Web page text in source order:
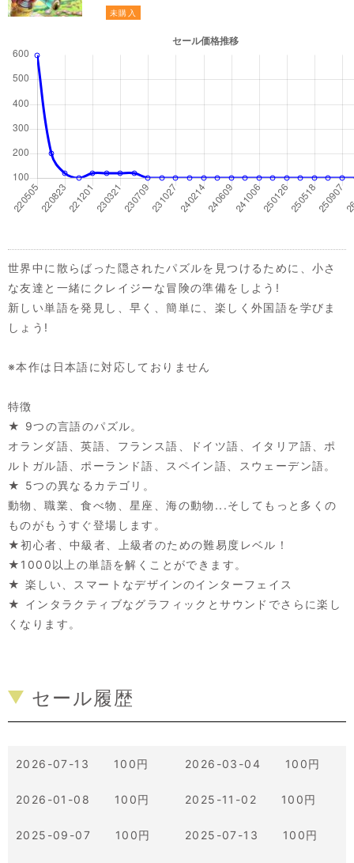
未購入
世界中に散らばった隠されたパズルを見つけるために、小さ
な友達と一緒にクレイジーな冒険の準備をしよう!
新しい単語を発見し、早く、簡単に、楽しく外国語を学びま
しょう!
※本作は日本語に対応しておりません
特徴
★ 9つの言語のパズル。
オランダ語、英語、フランス語、ドイツ語、イタリア語、ポ
ルトガル語、ポーランド語、スペイン語、スウェーデン語。
★ 5つの異なるカテゴリ。
動物、職業、食べ物、星座、海の動物...そしてもっと多くの
ものがもうすぐ登場します。
★初心者、中級者、上級者のための難易度レベル！
★1000以上の単語を解くことができます。
★ 楽しい、スマートなデザインのインターフェイス
★ インタラクティブなグラフィックとサウンドでさらに楽し
くなります。
セール履歴
2026-07-13 100円 2026-03-04 100円
2026-01-08 100円 2025-11-02 100円
2025-09-07 100円 2025-07-13 100円